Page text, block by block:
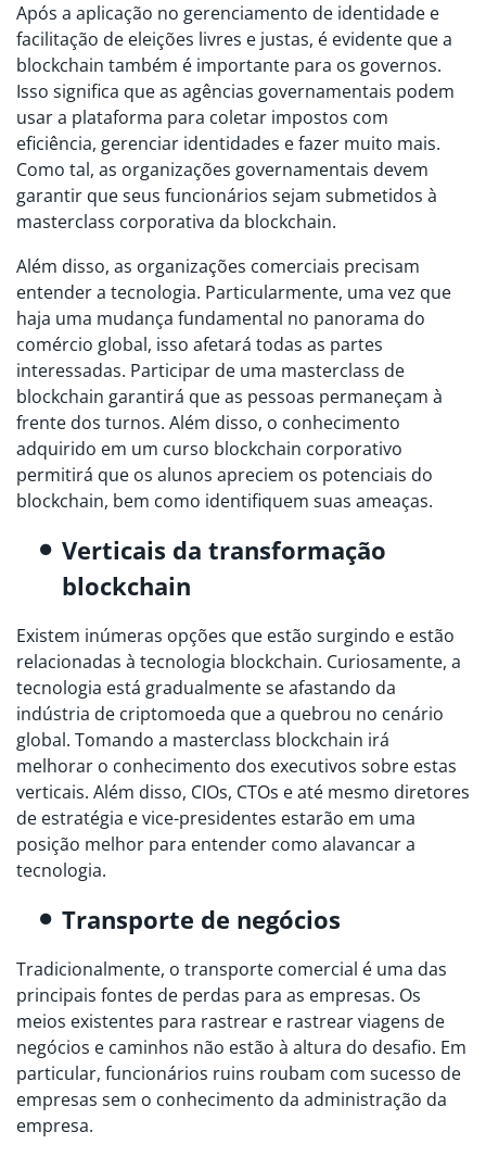
Após a aplicação no gerenciamento de identidade e
facilitação de eleições livres e justas, é evidente que a
blockchain também é importante para os governos.
Isso significa que as agências governamentais podem
usar a plataforma para coletar impostos com
eficiência, gerenciar identidades e fazer muito mais.
Como tal, as organizações governamentais devem
garantir que seus funcionários sejam submetidos à
masterclass corporativa da blockchain.
Além disso, as organizações comerciais precisam
entender a tecnologia. Particularmente, uma vez que
haja uma mudança fundamental no panorama do
comércio global, isso afetará todas as partes
interessadas. Participar de uma masterclass de
blockchain garantirá que as pessoas permaneçam à
frente dos turnos. Além disso, o conhecimento
adquirido em um curso blockchain corporativo
permitirá que os alunos apreciem os potenciais do
blockchain, bem como identifiquem suas ameaças.
Verticais da transformação
blockchain
Existem inúmeras opções que estão surgindo e estão
relacionadas à tecnologia blockchain. Curiosamente, a
tecnologia está gradualmente se afastando da
indústria de criptomoeda que a quebrou no cenário
global. Tomando a masterclass blockchain irá
melhorar o conhecimento dos executivos sobre estas
verticais. Além disso, CIOs, CTOs e até mesmo diretores
de estratégia e vice-presidentes estarão em uma
posição melhor para entender como alavancar a
tecnologia.
Transporte de negócios
Tradicionalmente, o transporte comercial é uma das
principais fontes de perdas para as empresas. Os
meios existentes para rastrear e rastrear viagens de
negócios e caminhos não estão à altura do desafio. Em
particular, funcionários ruins roubam com sucesso de
empresas sem o conhecimento da administração da
empresa.